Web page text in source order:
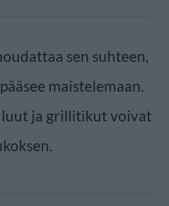
sen suhteen,
maistelemaan.
luut ja grillitikut voivat